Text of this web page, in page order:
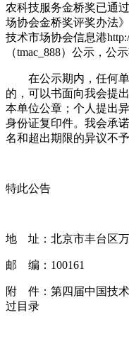
农科技服务金桥奖已通
场协会金桥奖评奖办法
技术市场协会信息港
（tmac_888）公示，公示
在公示期内，任何
的，可以书面向我会提
本单位公章；个人提出
身份证复印件。我会承
名和超出期限的异议不予
特此公告
地 址：北京市丰台区万
邮 编：100161
附 件：第四届中国技
过目录